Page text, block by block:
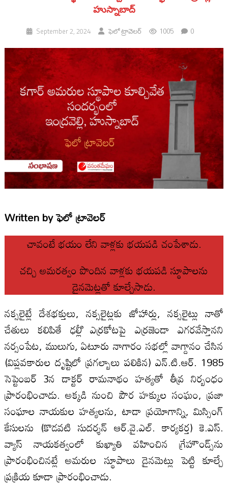
హుస్నాబాద్
September 2, 2024 ఫెలో ట్రావెలర్ 1005 0
Written byఫెలో ట్రావెలర్
చావంటే భయం లేని వాళ్లకు భయపడి చంపేశాడు.
చచ్చి అమరత్వం పొందిన వాళ్లకు భయపడి స్థూపాలను
డైనమెట్లతో కూల్చేసాడు.
నక్సలైట్లే దేశభక్తులు, నక్సలైట్లకు జోహార్లు, నక్సలైట్లు నాతో
చేతులు కలిపితే ఢల్లీి ఎర్రకోటపై ఎర్రజెండా ఎగరవేస్తానని
నర్సంపేట, ములుగు, ఏటూరు నాగారం సభల్లో వాగ్దానం చేసిన
(విప్లవకారుల దృష్టిలో ప్రగల్బాలు పలికిన) ఎన్‌.టి.ఆర్‌. 1985
సెప్టెంబర్‌ 3న డాక్టర్‌ రామనాథం హత్యతో తీవ్ర నిర్బంధం
ప్రారంభించాడు. అక్కడి నుంచి పౌర హక్కుల సంఘం, ప్రజా
సంఘాల నాయకుల హత్యలను, టాడా ప్రయోగాన్ని, మిస్సింగ్‌
కేసులను (కొడవటి సుదర్శన్‌ ఆర్‌.వై.ఎల్‌. కార్యకర్త) కె.ఎస్‌.
వ్యాస్‌ నాయకత్వంలో కుఖ్యాతి వహించిన గ్రేహౌండ్స్‌ను
ప్రారంభించినట్లే అమరుల స్థూపాలు డైనమెట్లు పెట్టి కూల్చే
ప్రక్రియ కూడా ప్రారంభించాడు.